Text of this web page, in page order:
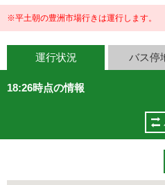
※平土朝の豊洲市場行きは運行します。
運行状況 バス停
18:26時点の情報